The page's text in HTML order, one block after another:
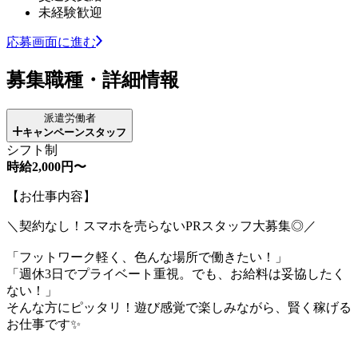
未経験歓迎
応募画面に進む
募集職種・詳細情報
派遣労働者
キャンペーンスタッフ
シフト制
時給2,000円〜
【お仕事内容】
＼契約なし！スマホを売らないPRスタッフ大募集◎／
「フットワーク軽く、色んな場所で働きたい！」
「週休3日でプライベート重視。でも、お給料は妥協したく
ない！」
そんな方にピッタリ！遊び感覚で楽しみながら、賢く稼げる
お仕事です✨